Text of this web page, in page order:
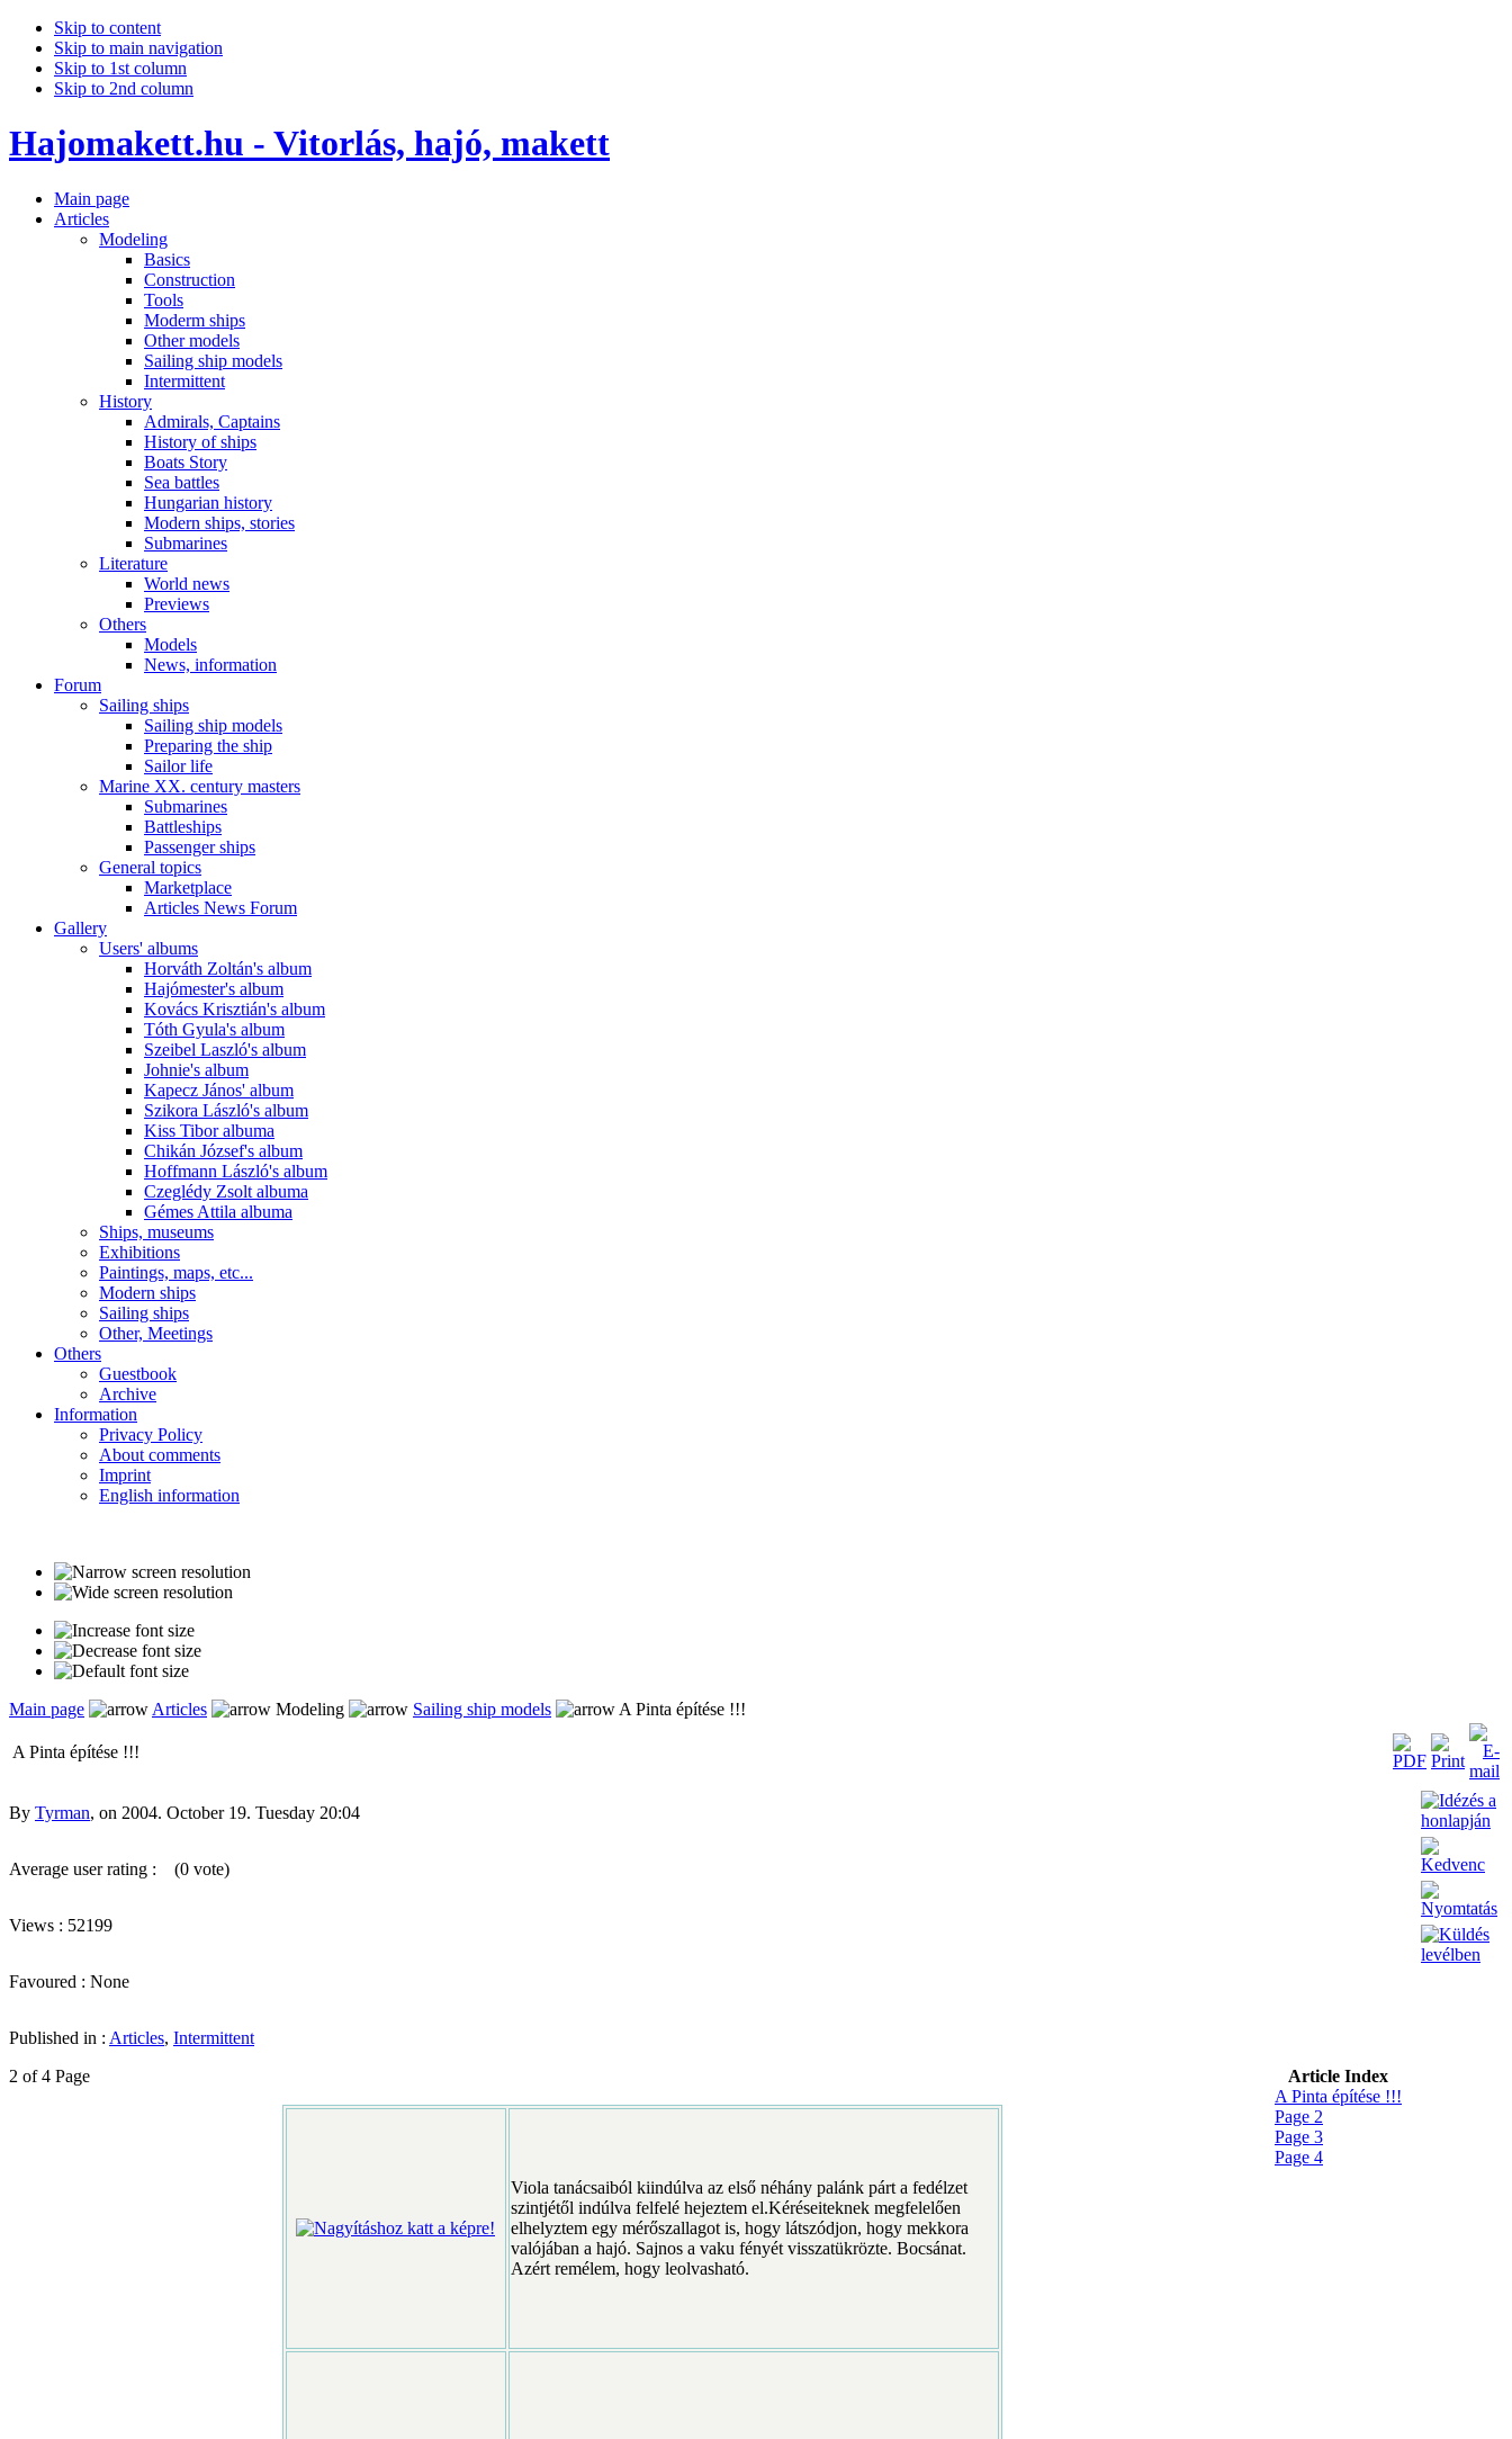
Skip to content
Skip to main navigation
Skip to 1st column
Skip to 2nd column
Hajomakett.hu - Vitorlás, hajó, makett
Main page
Articles
Modeling
Basics
Construction
Tools
Moderm ships
Other models
Sailing ship models
Intermittent
History
Admirals, Captains
History of ships
Boats Story
Sea battles
Hungarian history
Modern ships, stories
Submarines
Literature
World news
Previews
Others
Models
News, information
Forum
Sailing ships
Sailing ship models
Preparing the ship
Sailor life
Marine XX. century masters
Submarines
Battleships
Passenger ships
General topics
Marketplace
Articles News Forum
Gallery
Users' albums
Horváth Zoltán's album
Hajómester's album
Kovács Krisztián's album
Tóth Gyula's album
Szeibel Laszló's album
Johnie's album
Kapecz János' album
Szikora László's album
Kiss Tibor albuma
Chikán József's album
Hoffmann László's album
Czeglédy Zsolt albuma
Gémes Attila albuma
Ships, museums
Exhibitions
Paintings, maps, etc...
Modern ships
Sailing ships
Other, Meetings
Others
Guestbook
Archive
Information
Privacy Policy
About comments
Imprint
English information
Main page Articles Modeling Sailing ship models A Pinta építése !!!
A Pinta építése !!!
By Tyrman, on 2004. October 19. Tuesday 20:04
Average user rating : (0 vote)
Views : 52199
Favoured : None
Published in : Articles, Intermittent
Article Index
A Pinta építése !!!
Page 2
Page 3
Page 4
2 of 4 Page
Viola tanácsaiból kiindúlva az első néhány palánk párt a fedélzet
szintjétől indúlva felfelé hejeztem el.Kéréseiteknek megfelelően
elhelyztem egy mérőszallagot is, hogy látszódjon, hogy mekkora
valójában a hajó. Sajnos a vaku fényét visszatükrözte. Bocsánat.
Azért remélem, hogy leolvasható.